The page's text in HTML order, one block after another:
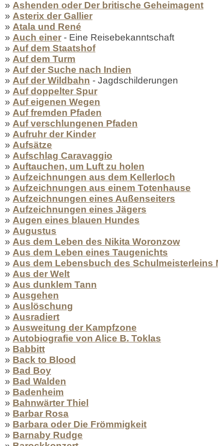
» Ashenden oder Der britische Geheimagent
» Asterix der Gallier
» Atala und René
» Auch einer - Eine Reisebekanntschaft
» Auf dem Staatshof
» Auf dem Turm
» Auf der Suche nach Indien
» Auf der Wildbahn - Jagdschilderungen
» Auf doppelter Spur
» Auf eigenen Wegen
» Auf fremden Pfaden
» Auf verschlungenen Pfaden
» Aufruhr der Kinder
» Aufsätze
» Aufschlag Caravaggio
» Auftauchen, um Luft zu holen
» Aufzeichnungen aus dem Kellerloch
» Aufzeichnungen aus einem Totenhause
» Aufzeichnungen eines Außenseiters
» Aufzeichnungen eines Jägers
» Augen eines blauen Hundes
» Augustus
» Aus dem Leben des Nikita Woronzow
» Aus dem Leben eines Taugenichts
» Aus dem Lebensbuch des Schulmeisterleins
» Aus der Welt
» Aus dunklem Tann
» Ausgehen
» Auslöschung
» Ausradiert
» Ausweitung der Kampfzone
» Autobiografie von Alice B. Toklas
» Babbitt
» Back to Blood
» Bad Boy
» Bad Walden
» Badenheim
» Bahnwärter Thiel
» Barbar Rosa
» Barbara oder Die Frömmigkeit
» Barnaby Rudge